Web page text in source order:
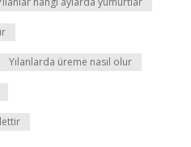
Yılanlarda üreme nasıl olur